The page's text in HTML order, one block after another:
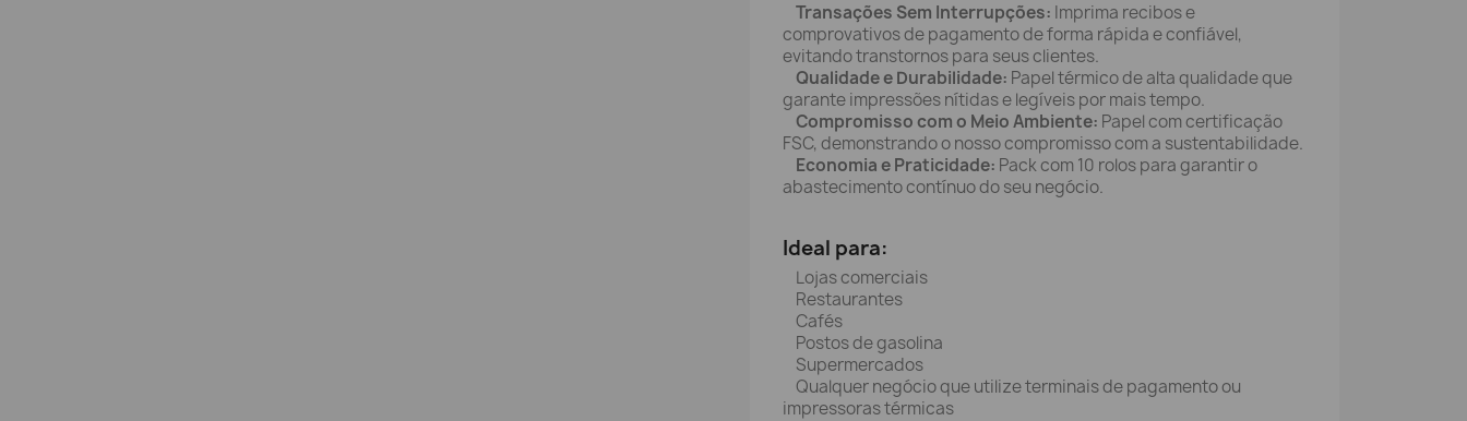
Transações Sem Interrupções: Imprima recibos e
comprovativos de pagamento de forma rápida e confiável,
evitando transtornos para seus clientes.
Qualidade e Durabilidade: Papel térmico de alta qualidade que
garante impressões nítidas e legíveis por mais tempo.
Compromisso com o Meio Ambiente: Papel com certificação
FSC, demonstrando o nosso compromisso com a sustentabilidade.
Economia e Praticidade: Pack com 10 rolos para garantir o
abastecimento contínuo do seu negócio.
Ideal para:
Lojas comerciais
Restaurantes
Cafés
Postos de gasolina
Supermercados
Qualquer negócio que utilize terminais de pagamento ou
impressoras térmicas